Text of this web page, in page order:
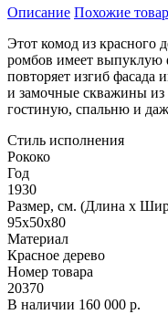
Описание Похожие
Этот комод из красного
ромбов имеет выпуклую
повторяет изгиб
и замочные скважины из
гостиную, спальню и
Стиль исполнения
Рококо
Год
1930
Размер, см. (Длина х
95x50x80
Материал
Красное дерево
Номер товара
20370
В наличии 160 000 р.